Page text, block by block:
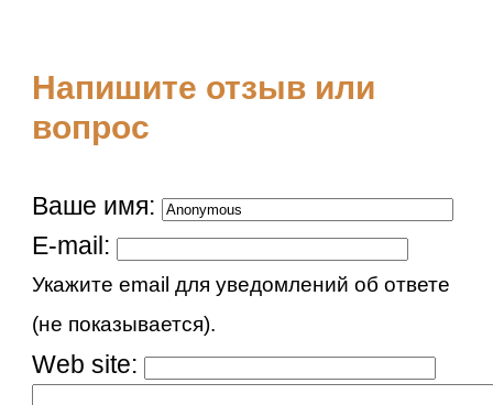
Напишите отзыв или
вопрос
Ваше имя:
E-mail:
Укажите email для уведомлений об ответе
(не показывается).
Web site: